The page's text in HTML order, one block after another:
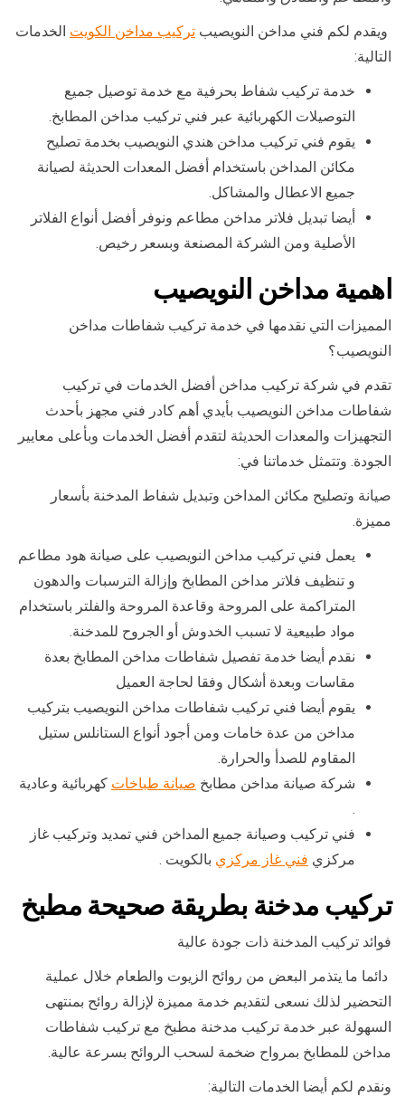
ويقدم لكم فني مداخن النويصيب تركيب مداخن الكويت الخدمات
التالية:
خدمة تركيب شفاط بحرفية مع خدمة توصيل جميع
التوصيلات الكهربائية عبر فني تركيب مداخن المطابخ.
يقوم فني تركيب مداخن هندي النويصيب بخدمة تصليح
مكائن المداخن باستخدام أفضل المعدات الحديثة لصيانة
جميع الاعطال والمشاكل.
أيضا تبديل فلاتر مداخن مطاعم ونوفر أفضل أنواع الفلاتر
الأصلية ومن الشركة المصنعة وبسعر رخيص.
اهمية مداخن النويصيب
المميزات التي نقدمها في خدمة تركيب شفاطات مداخن
النويصيب؟
تقدم في شركة تركيب مداخن أفضل الخدمات في تركيب
شفاطات مداخن النويصيب بأيدي أهم كادر فني مجهز بأحدث
التجهيزات والمعدات الحديثة لتقدم أفضل الخدمات وبأعلى معايير
الجودة. وتتمثل خدماتنا في:
صيانة وتصليح مكائن المداخن وتبديل شفاط المدخنة بأسعار
مميزة.
يعمل فني تركيب مداخن النويصيب على صيانة هود مطاعم
و تنظيف فلاتر مداخن المطابخ وإزالة الترسبات والدهون
المتراكمة على المروحة وقاعدة المروحة والفلتر باستخدام
مواد طبيعية لا تسبب الخدوش أو الجروح للمدخنة.
نقدم أيضا خدمة تفصيل شفاطات مداخن المطابخ بعدة
مقاسات وبعدة أشكال وفقا لحاجة العميل
يقوم أيضا فني تركيب شفاطات مداخن النويصيب بتركيب
مداخن من عدة خامات ومن أجود أنواع الستانلس ستيل
المقاوم للصدأ والحرارة.
شركة صيانة مداخن مطابخ صيانة طباخات كهربائية وعادية
.
فني تركيب وصيانة جميع المداخن فني تمديد وتركيب غاز
مركزي فني غاز مركزي بالكويت .
تركيب مدخنة بطريقة صحيحة مطبخ
فوائد تركيب المدخنة ذات جودة عالية
دائما ما يتذمر البعض من روائح الزيوت والطعام خلال عملية
التحضير لذلك نسعى لتقديم خدمة مميزة لإزالة روائح بمنتهى
السهولة عبر خدمة تركيب مدخنة مطبخ مع تركيب شفاطات
مداخن للمطابخ بمرواح ضخمة لسحب الروائح بسرعة عالية.
ونقدم لكم أيضا الخدمات التالية: